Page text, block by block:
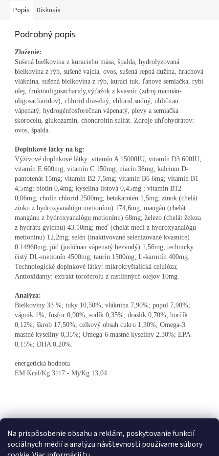
Na prispôsobenie obsahu a reklám, poskytovanie funkcií
sociálnych médií a analýzu návštevnosti používame súbory
Popis Diskusia
Podrobný popis
Zloženie:
Sušená bielkovina z kuracieho mäsa, špalda, hydrolyzovaná
bielkovina z rýb, sušené vajcia, ovos, sušená repná dužina, hrachová
vláknina, sušená bielkovina z rýb, kurací tuk, ľanové semiačka, rybí
olej, fruktooligosacharidy,výťažok z kvasníc (zdroj mannán-
oligosacharidov), chlorid draselný, chlorid sodný, uhličitan
vápenatý, hydrogénfosforečnan vápenatý, plevy a semiačka
skorocelu, glukozamín, chondroitín sulfát. Zdroje uhľohydrátov:
ovos, špalda.
Doplnkové látky na kg:
Výživové doplnkové látky: vitamín A 15000IU; vitamín D3 600IU;
vitamín E 600mg; vitamín C 150mg; niacín 38mg; kalcium D-
pantotenát 15mg; vitamín B2 7,5mg; vitamín B6 6mg; vitamín B1
4,5mg; biotín 0,4mg; kyselina listová 0,45mg ; vitamín B12
0,06mg; cholín chlorid 2500mg; betakarotén 1,5mg; zinok (chelát
zinku z hydroxyanalógu metionínu) 174,6mg; mangán (chelát
mangánu z hydroxyanalógu metionínu) 68mg; železo (chelát železa
z hydrátu gylcínu) 43,10mg; meď (chelát medi z hydroxyanalógu
metionínu) 12,2mg; selén (inaktivované selenizované kvasnice)
0.14960mg; jód (jodičnan vápenatý bezvodý) 1,56mg; technicky
čistý DL-metionín 4500mg; taurín 1500mg; L-karnitín 400mg.
Technologické doplnkové látky: mikrokryštalická celulóza;
Antioxidanty: extrakt toroferolu z rastlinných olejov 10mg.
Analýza:
Bielkoviny 33 %; tuky 10,50%; vláknina 7,90%; popol 7,90%;
vápnik 1%; fosfor 0,90%; sodík 0,35%; draslík 0,70%; horčík
0,12%; škrob 17,50%; celkový obsah cukru 1,30%, Omega-3
mastné kyseliny 0,35%; Omega-6 mastné kyseliny 2,30%; EPA
0,15%; DHA 0,20%.
energetická hodnota
EM Kcal/Kg 3117 - Mj/Kg 13,04
á